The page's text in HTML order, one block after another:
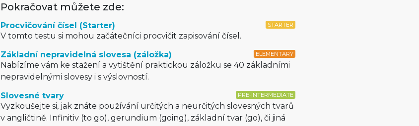
Pokračovat můžete zde:
STARTER
Procvičování čísel (Starter)
V tomto testu si mohou začátečníci procvičit zapisování čísel.
ELEMENTARY
Základní nepravidelná slovesa (záložka)
Nabízíme vám ke stažení a vytištění praktickou záložku se 40 základními
nepravidelnými slovesy i s výslovností.
PRE-INTERMEDIATE
Slovesné tvary
Vyzkoušejte si, jak znáte používání určitých a neurčitých slovesných tvarů
v angličtině. Infinitiv (to go), gerundium (going), základní tvar (go), či jiná